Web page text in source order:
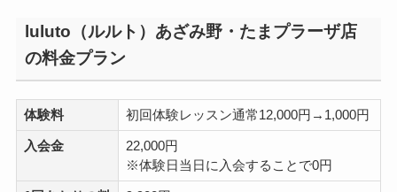
luluto（ルルト）あざみ野・たまプラーザ店
の料金プラン
体験料 初回体験レッスン通常12,000円→1,000円
入会金
22,000円
※体験日当日に入会することで0円